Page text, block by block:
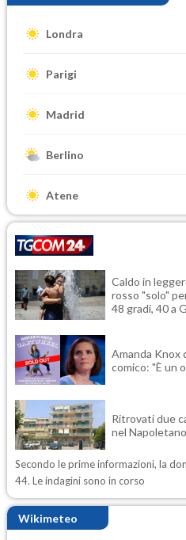
Londra
Parigi
Madrid
Berlino
Atene
Caldo in
rosso "solo"
48 gradi, 40 a
Amanda Knox
comico: "È un
Ritrovati due
nel
Secondo le prime informazioni, la
44. Le indagini sono in corso
Wikimeteo